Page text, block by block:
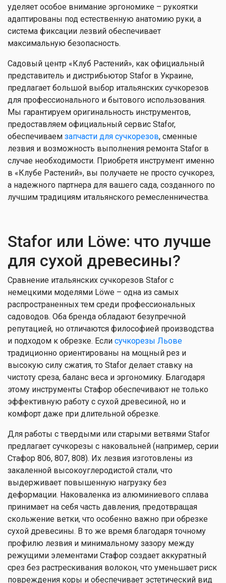
уделяет особое внимание эргономике – рукоятки
адаптированы под естественную анатомию руки, а
система фиксации лезвий обеспечивает
максимальную безопасность.
Садовый центр «Клуб Растений», как официальный
представитель и дистрибьютор Stafor в Украине,
предлагает большой выбор итальянских сучкорезов
для профессионального и бытового использования.
Мы гарантируем оригинальность инструментов,
предоставляем официальный сервис Stafor,
обеспечиваем запчасти для сучкорезов, сменные
лезвия и возможность выполнения ремонта Stafor в
случае необходимости. Приобретя инструмент именно
в «Клубе Растений», вы получаете не просто сучкорез,
а надежного партнера для вашего сада, созданного по
лучшим традициям итальянского ремесленничества.
Stafor или Löwe: что лучше
для сухой древесины?
Сравнение итальянских сучкорезов Stafor с
немецкими моделями Löwe – одна из самых
распространенных тем среди профессиональных
садоводов. Оба бренда обладают безупречной
репутацией, но отличаются философией производства
и подходом к обрезке. Если сучкорезы Льове
традиционно ориентированы на мощный рез и
высокую силу сжатия, то Stafor делает ставку на
чистоту среза, баланс веса и эргономику. Благодаря
этому инструменты Стафор обеспечивают не только
эффективную работу с сухой древесиной, но и
комфорт даже при длительной обрезке.
Для работы с твердыми или старыми ветвями Stafor
предлагает сучкорезы с наковальней (например, серии
Стафор 806, 807, 808). Их лезвия изготовлены из
закаленной высокоуглеродистой стали, что
выдерживает повышенную нагрузку без
деформации. Наковаленка из алюминиевого сплава
принимает на себя часть давления, предотвращая
скольжение ветки, что особенно важно при обрезке
сухой древесины. В то же время благодаря точному
профилю лезвия и минимальному зазору между
режущими элементами Стафор создает аккуратный
срез без растрескивания волокон, что уменьшает риск
повреждения коры и обеспечивает эстетический вид